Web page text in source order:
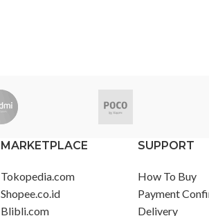
Components 1 x 2 In 1 Flat Suction 1 x
Host 1 x Floor Brush Components 1 x
Silicone Hanger 1 x Manual
MARKETPLACE
Tokopedia.com
Shopee.co.id
Blibli.com
SUPPORT
How To Buy
Payment
Delivery